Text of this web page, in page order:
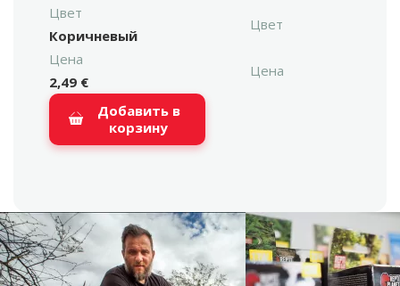
Цвет
Коричневый
Цвет
Цена
2,49 €
Цена
Добавить в
корзину